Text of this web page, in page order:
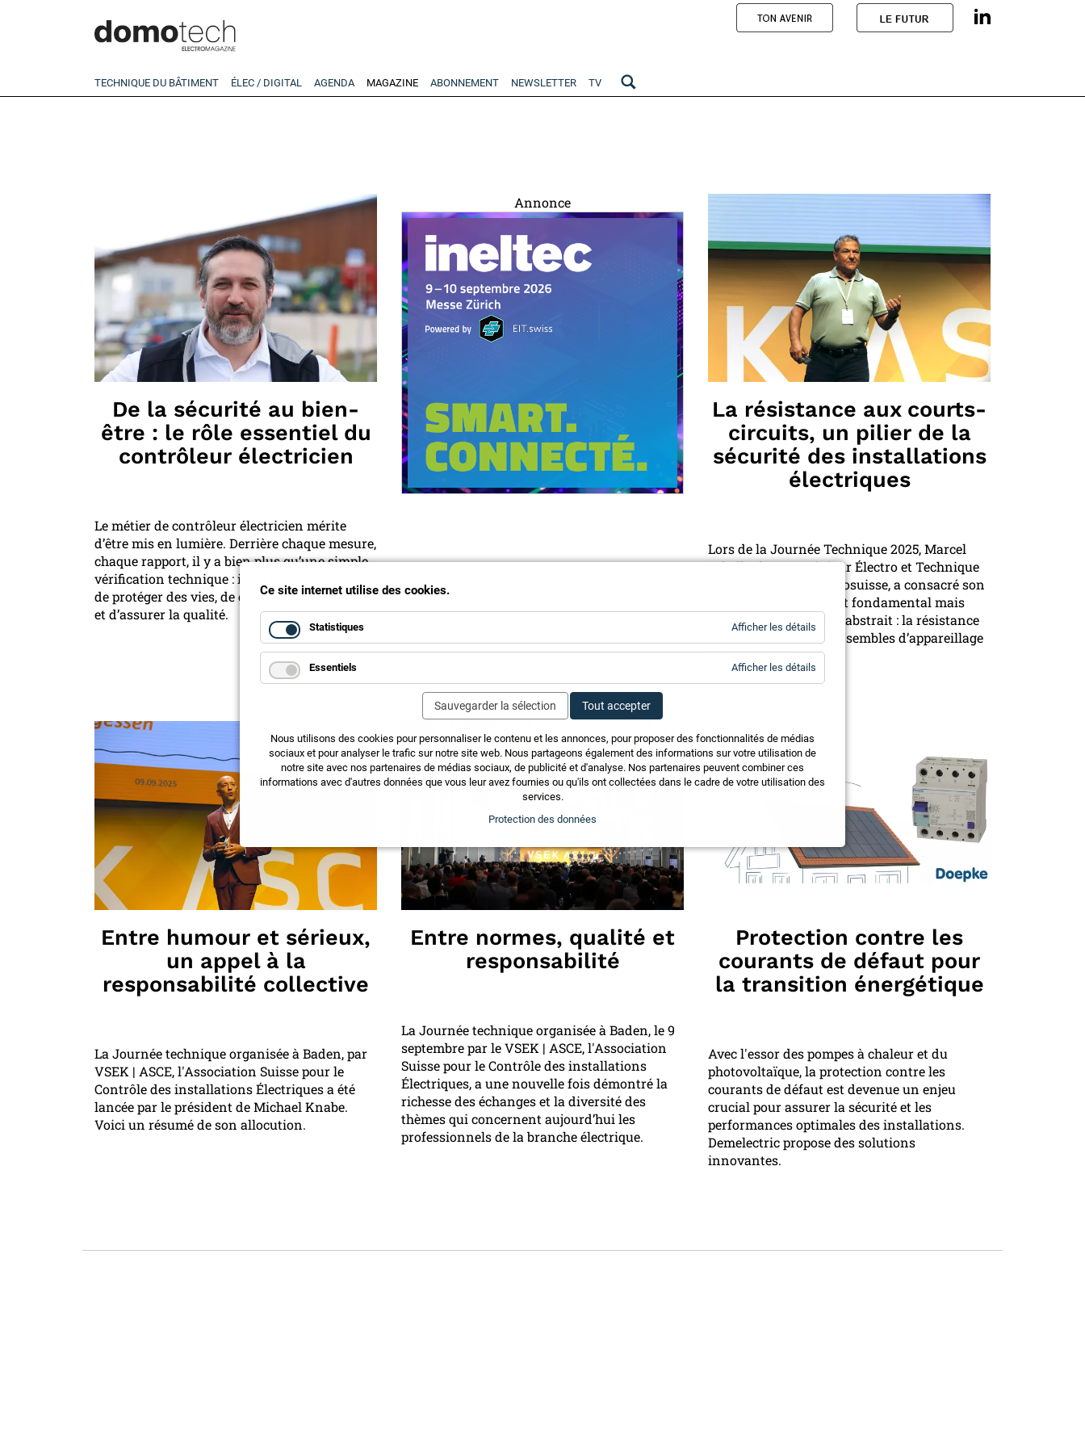
TECHNIQUE DU BÂTIMENT ÉLEC / DIGITAL AGENDA MAGAZINE ABONNEMENT NEWSLETTER TV
De la sécurité au bien-
être : le rôle essentiel du
contrôleur électricien
Le métier de contrôleur électricien mérite
d’être mis en lumière. Derrière chaque mesure,
chaque rapport, il y a bien plus qu’une simple
vérification technique : il y a la responsabilité
de protéger des vies, de garantir la confiance
et d’assurer la qualité.
Annonce
La résistance aux courts-
circuits, un pilier de la
sécurité des installations
électriques
Lors de la Journée Technique 2025, Marcel
Schellenberg, Ingénieur Électro et Technique
de Sécurité chez electrosuisse, a consacré son
intervention à un sujet fondamental mais
souvent perçu comme abstrait : la résistance
au court-circuit des ensembles d’appareillage
basse tension.
Entre humour et sérieux,
un appel à la
responsabilité collective
La Journée technique organisée à Baden, par
VSEK | ASCE, l'Association Suisse pour le
Contrôle des installations Électriques a été
lancée par le président de Michael Knabe.
Voici un résumé de son allocution.
Entre normes, qualité et
responsabilité
La Journée technique organisée à Baden, le 9
septembre par le VSEK | ASCE, l'Association
Suisse pour le Contrôle des installations
Électriques, a une nouvelle fois démontré la
richesse des échanges et la diversité des
thèmes qui concernent aujourd’hui les
professionnels de la branche électrique.
Protection contre les
courants de défaut pour
la transition énergétique
Avec l'essor des pompes à chaleur et du
photovoltaïque, la protection contre les
courants de défaut est devenue un enjeu
crucial pour assurer la sécurité et les
performances optimales des installations.
Demelectric propose des solutions
innovantes.
Ce site internet utilise des cookies.
Statistiques Afficher les détails
Statistiques
Essentiels Afficher les détails
Sauvegarder la sélection Tout accepter
Nous utilisons des cookies pour personnaliser le contenu et les annonces, pour proposer des fonctionnalités de médias
sociaux et pour analyser le trafic sur notre site web. Nous partageons également des informations sur votre utilisation de
notre site avec nos partenaires de médias sociaux, de publicité et d'analyse. Nos partenaires peuvent combiner ces
informations avec d'autres données que vous leur avez fournies ou qu'ils ont collectées dans le cadre de votre utilisation des
services.
Protection des données